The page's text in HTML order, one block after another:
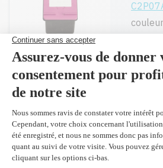
Peut être utilisé dans :
HP ENVY 5540
HP
HP ENVY 5542